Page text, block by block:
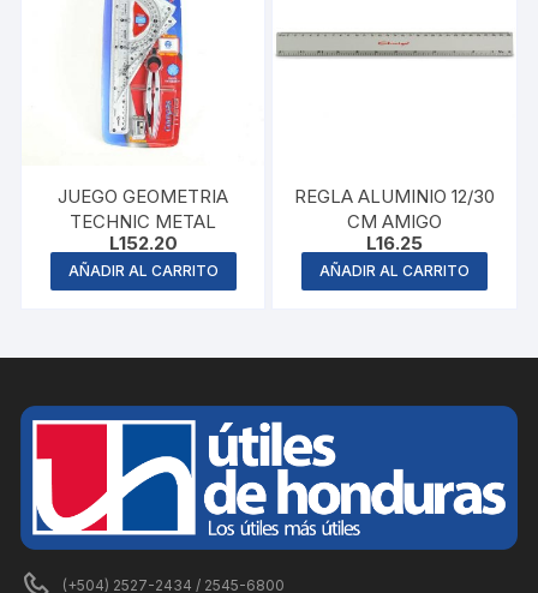
JUEGO GEOMETRIA
TECHNIC METAL
L152.20
AÑADIR AL CARRITO
REGLA ALUMINIO 12/30
CM AMIGO
L16.25
AÑADIR AL CARRITO
(+504) 2527-2434 / 2545-6800